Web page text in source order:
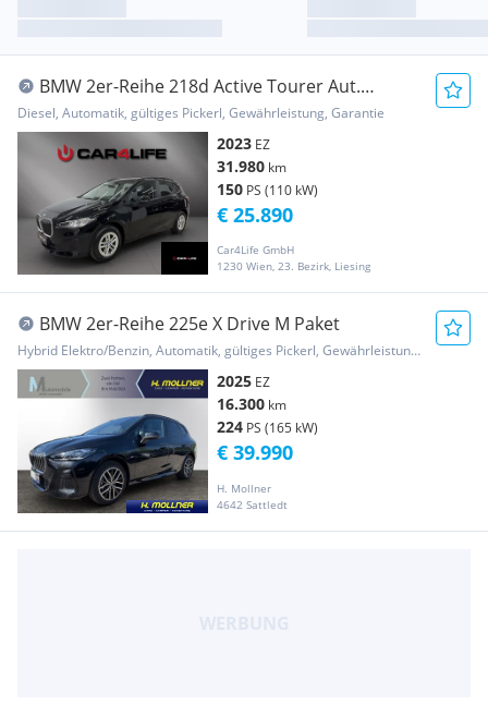
BMW 2er-Reihe 218d Active Tourer Aut.
*Kamera*Assistent*Elekt...
Diesel, Automatik, gültiges Pickerl, Gewährleistung, Garantie
2023 EZ
31.980 km
150 PS (110 kW)
Car4Life GmbH
1230 Wien, 23. Bezirk, Liesing
€ 25.890
BMW 2er-Reihe 225e X Drive M Paket
Hybrid Elektro/Benzin, Automatik, gültiges Pickerl, Gewährleistung, Garantie
2025 EZ
16.300 km
224 PS (165 kW)
H. Mollner
4642 Sattledt
€ 39.990